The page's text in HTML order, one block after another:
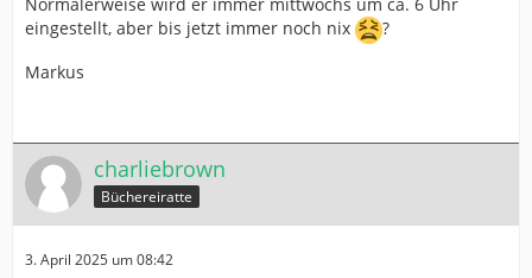
eingestellt, aber bis jetzt immer noch nix
?
Markus
charliebrown
Büchereiratte
3. April 2025 um 08:42